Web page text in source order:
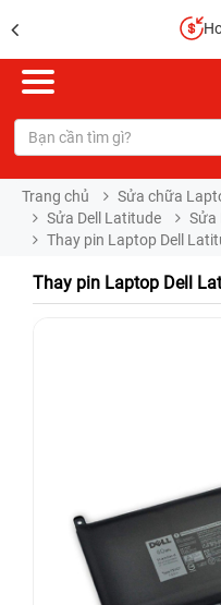
Trang chủ Sửa chữa
Sửa Dell Latitude
Sửa
Thay pin Laptop Dell
Thay pin Laptop Dell